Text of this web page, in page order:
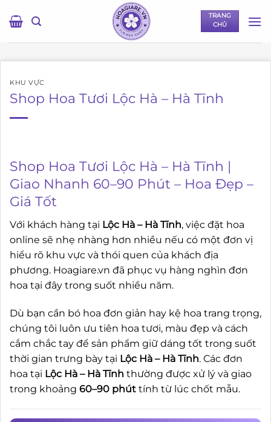
qua
TRANG
CHỦ
KHU VỰC
Shop Hoa Tươi Lộc Hà – Hà Tĩnh
Shop Hoa Tươi Lộc Hà – Hà Tĩnh |
Giao Nhanh 60–90 Phút – Hoa Đẹp –
Giá Tốt
Với khách hàng tại Lộc Hà – Hà Tĩnh, việc đặt hoa
online sẽ nhẹ nhàng hơn nhiều nếu có một đơn vị
hiểu rõ khu vực và thói quen của khách địa
phương. Hoagiare.vn đã phục vụ hàng nghìn đơn
hoa tại đây trong suốt nhiều năm.
Dù bạn cần bó hoa đơn giản hay kệ hoa trang trọng,
chúng tôi luôn ưu tiên hoa tươi, màu đẹp và cách
cắm chắc tay để sản phẩm giữ dáng tốt trong suốt
thời gian trưng bày tại Lộc Hà – Hà Tĩnh. Các đơn
hoa tại Lộc Hà – Hà Tĩnh thường được xử lý và giao
trong khoảng 60–90 phút tính từ lúc chốt mẫu.